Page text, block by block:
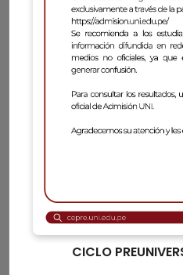
CICLO
Conocer más